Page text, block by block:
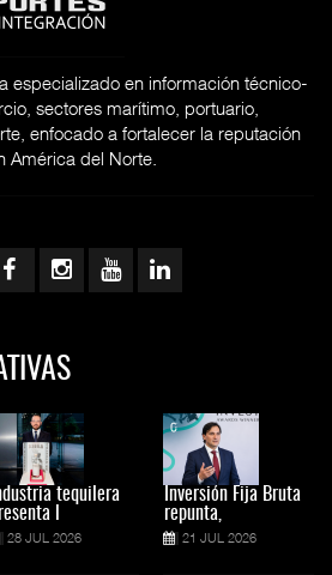
especializado en información técnico-
sectores marítimo, portuario,
enfocado a fortalecer la reputación
América del Norte.
tequilera
l
28 JUL 2026
Inversión Fija Bruta
repunta,
21 JUL 2026